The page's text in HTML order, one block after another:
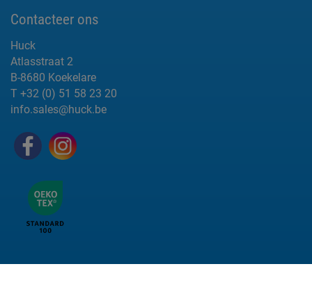
Contacteer ons
Huck
Atlasstraat 2
B-8680 Koekelare
T +32 (0) 51 58 23 20
info.sales@huck.be